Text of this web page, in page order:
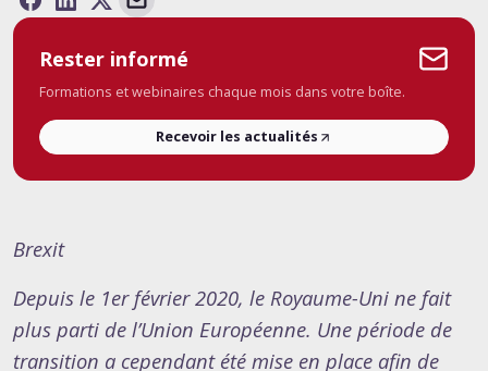
Rester informé
Formations et webinaires chaque mois dans votre boîte.
Recevoir les actualités
Brexit
Depuis le 1er février 2020, le Royaume-Uni ne fait
plus parti de l’Union Européenne. Une période de
transition a cependant été mise en place afin de